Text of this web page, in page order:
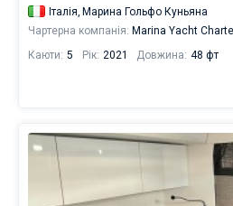
Італія, Марина Гольфо Куньяна
Чартерна компанія: Marina Yacht
Каюти: 5 Рік: 2021 Довжина: 48 фт